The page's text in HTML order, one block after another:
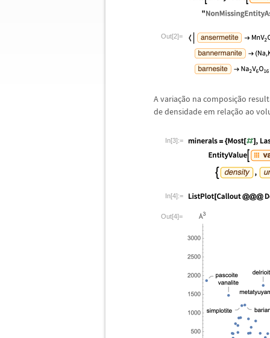
Out[2]=
A variação na composição
de densidade em relação ao
In[3]:=
In[4]:=
Out[4]=